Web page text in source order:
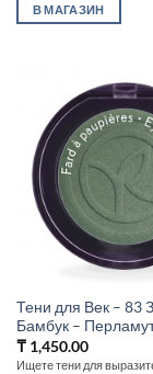
В МАГАЗИН
Тени для Век – 83
Бамбук –
₸1,450.00
Ищете тени для